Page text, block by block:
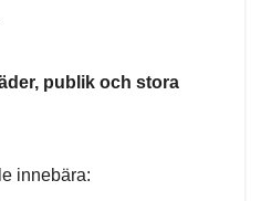
publik och stora
innebära: